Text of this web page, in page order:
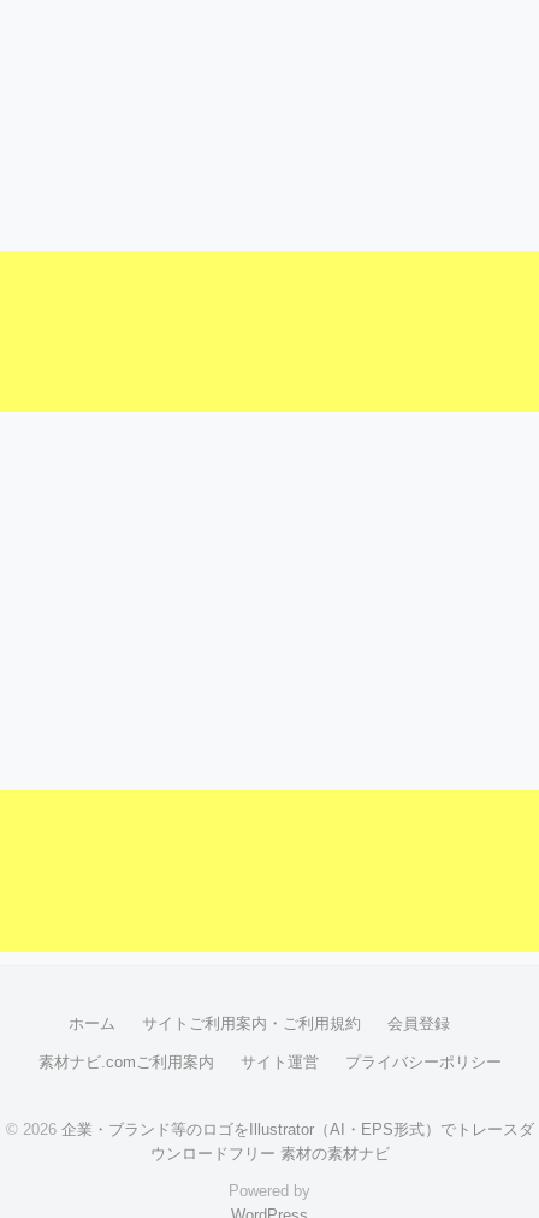
ホーム サイトご利用案内・ご利用規約 会員登録
素材ナビ.comご利用案内 サイト運営 プライバシーポリシー
© 2026 企業・ブランド等のロゴをIllustrator（AI・EPS形式）でトレースダ
ウンロードフリー 素材の素材ナビ
Powered by